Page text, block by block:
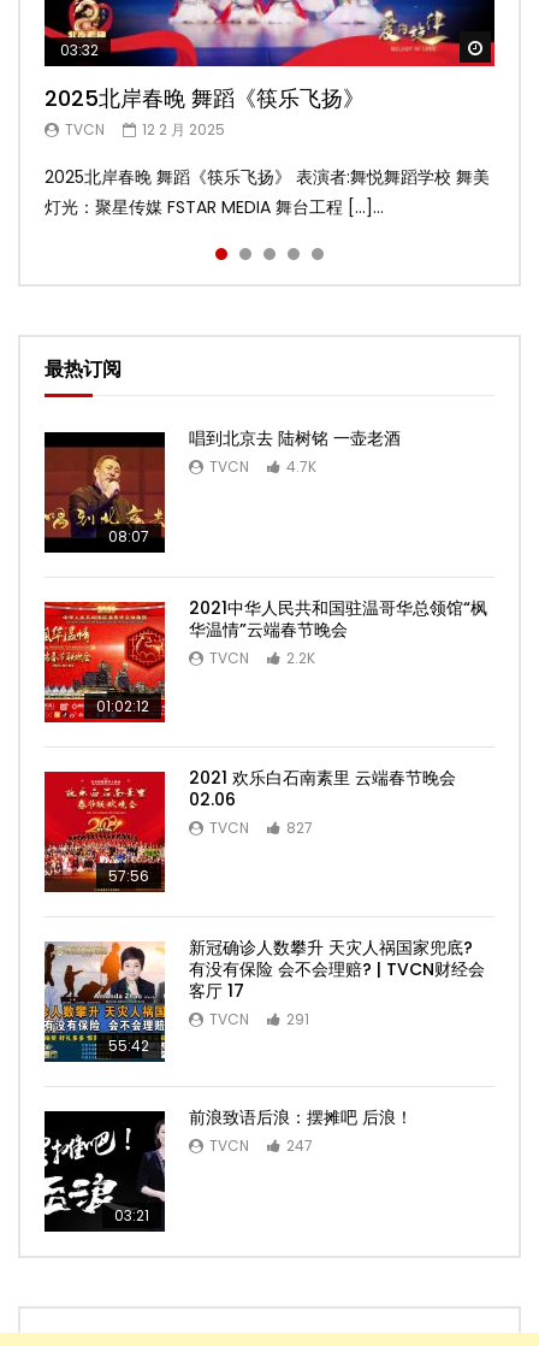
03:32
2025北岸春晚 舞蹈《筷乐飞扬》
TVCN 12 2 月 2025
2025北岸春晚 舞蹈《筷乐飞扬》 表演者:舞悦舞蹈学校 舞美
灯光：聚星传媒 FSTAR MEDIA 舞台工程 […]...
02:58
2025北岸春晚 舞蹈《乌兰巴托的夜》
TVCN 12 2 月 2025
2025北岸春晚 舞蹈《乌兰巴托的夜》 表演者:飞扬舞蹈团 舞
美灯光：聚星传媒 FSTAR MEDIA 舞台工 […]...
04:19
2025北岸春晚 古典舞《雨后》
TVCN 12 2 月 2025
2025北岸春晚 古典舞《雨后》 表演者:洪杰舞蹈学院 舞美灯
光：聚星传媒 FSTAR MEDIA 舞台工程： […]...
05:13
2025北岸春晚 傣族舞蹈《水的女儿》
TVCN 12 2 月 2025
2025北岸春晚 傣族舞蹈《水的女儿》 表演者:洪杰舞蹈学院
舞美灯光：聚星传媒 FSTAR MEDIA 舞台 […]...
03:45
2025北岸春晚 舞蹈《十八焕蝶》
TVCN 9 2 月 2025
2025北岸春晚 舞蹈《十八焕蝶》 表演者:舞悦舞蹈学校 舞美
灯光：聚星传媒 FSTAR MEDIA 舞台工程 […]...
最热订阅
08:07
唱到北京去 陆树铭 一壶老酒
TVCN 4.7K
01:02:12
2021中华人民共和国驻温哥华总领馆“枫
华温情”云端春节晚会
TVCN 2.2K
57:56
2021 欢乐白石南素里 云端春节晚会
02.06
TVCN 827
55:42
新冠确诊人数攀升 天灾人祸国家兜底?
有没有保险 会不会理赔? | TVCN财经会
客厅 17
TVCN 291
03:21
前浪致语后浪：摆摊吧 后浪！
TVCN 247